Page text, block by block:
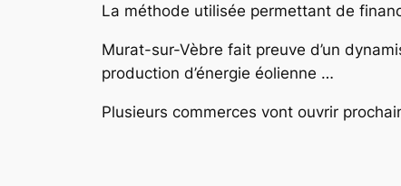
La méthode utilisée permettant de
Murat-sur-Vèbre fait preuve d’un
production d’énergie éolienne …
Plusieurs commerces vont ouvrir